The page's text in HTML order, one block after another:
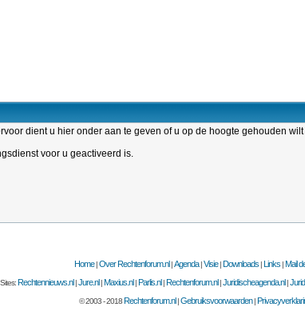
dient u hier onder aan te geven of u op de hoogte gehouden
voor u geactiveerd is.
Home|Over Rechtenforum.nl|Agenda|Visie|Downloads|Links|Mail
Sites:Rechtennieuws.nl|Jure.nl|Maxius.nl|Parlis.nl|Rechtenforum.nl|Juridischeagenda.nl|
© 2003 - 2018Rechtenforum.nl |Gebruiksvoorwaarden|